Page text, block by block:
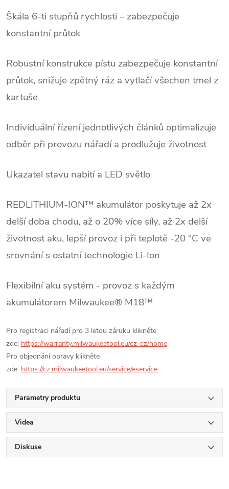
Škála 6-ti stupňů rychlosti – zabezpečuje
konstantní průtok
Robustní konstrukce pístu zabezpečuje konstantní
průtok, snižuje zpětný ráz a vytlačí všechen tmel z
kartuše
Individuální řízení jednotlivých článků optimalizuje
odběr při provozu nářadí a prodlužuje životnost
Ukazatel stavu nabití a LED světlo
REDLITHIUM-ION™ akumulátor poskytuje až 2x
delší doba chodu, až o 20% více síly, až 2x delší
životnost aku, lepší provoz i při teplotě -20 °C ve
srovnání s ostatní technologie Li-Ion
Flexibilní aku systém - provoz s každým
akumulátorem Milwaukee® M18™
Pro registraci nářadí pro 3 letou záruku klikněte
zde: https://warranty.milwaukeetool.eu/cz-cz/home
Pro objednání opravy klikněte
zde: https://cz.milwaukeetool.eu/service/eservice
Parametry produktu
Videa
Diskuse